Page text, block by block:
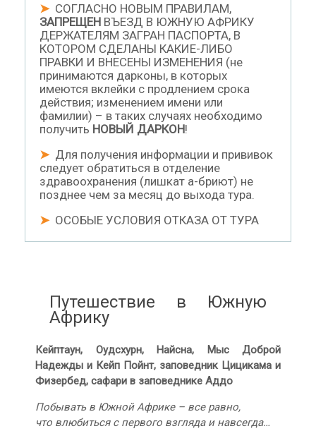
➤СОГЛАСНО НОВЫМ ПРАВИЛАМ,
ЗАПРЕЩЕН ВЪЕЗД В ЮЖНУЮ АФРИКУ
ДЕРЖАТЕЛЯМ ЗАГРАН ПАСПОРТА, В
КОТОРОМ СДЕЛАНЫ КАКИЕ-ЛИБО
ПРАВКИ И ВНЕСЕНЫ ИЗМЕНЕНИЯ (не
принимаются дарконы, в которых
имеются вклейки с продлением срока
действия; изменением имени или
фамилии) – в таких случаях необходимо
получить НОВЫЙ ДАРКОН!
➤Для получения информации и прививок
следует обратиться в отделение
здравоохранения (лишкат а-бриют) не
позднее чем за месяц до выхода тура.
➤ОСОБЫЕ УСЛОВИЯ ОТКАЗА ОТ ТУРА
Путешествие в Южную
Африку
Кейптаун, Оудсхурн, Найсна, Мыс Доброй
Надежды и Кейп Пойнт, заповедник Цицикама и
Физербед, сафари в заповеднике Аддо
Побывать в Южной Африке – все равно,
что влюбиться с первого взгляда и навсегда…